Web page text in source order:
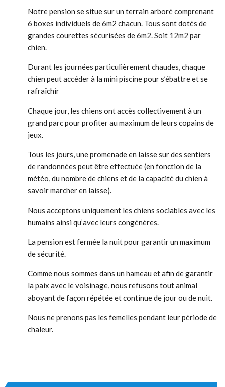
Notre pension se situe sur un terrain arboré comprenant
6 boxes individuels de 6m2 chacun. Tous sont dotés de
grandes courettes sécurisées de 6m2. Soit 12m2 par
chien.
Durant les journées particulièrement chaudes, chaque
chien peut accéder à la mini piscine pour s’ébattre et se
rafraîchir
Chaque jour, les chiens ont accès collectivement à un
grand parc pour profiter au maximum de leurs copains de
jeux.
Tous les jours, une promenade en laisse sur des sentiers
de randonnées peut être effectuée (en fonction de la
météo, du nombre de chiens et de la capacité du chien à
savoir marcher en laisse).
Nous acceptons uniquement les chiens sociables avec les
humains ainsi qu’avec leurs congénères.
La pension est fermée la nuit pour garantir un maximum
de sécurité.
Comme nous sommes dans un hameau et afin de garantir
la paix avec le voisinage, nous refusons tout animal
aboyant de façon répétée et continue de jour ou de nuit.
Nous ne prenons pas les femelles pendant leur période de
chaleur.